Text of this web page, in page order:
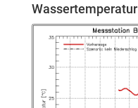
Wassertemperatur